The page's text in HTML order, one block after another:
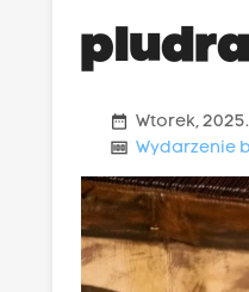
date_range Wtorek,
money Wydarzenie